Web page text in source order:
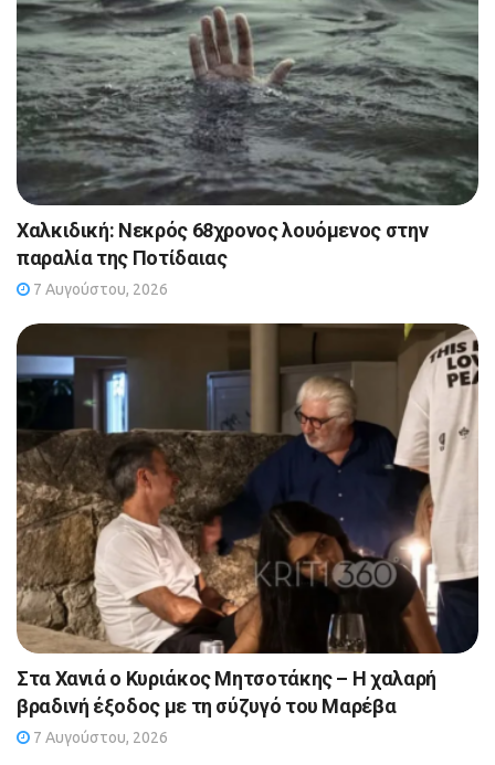
Χαλκιδική: Νεκρός 68χρονος λουόμενος στην
παραλία της Ποτίδαιας
7 Αυγούστου, 2026
Στα Χανιά ο Κυριάκος Μητσοτάκης – Η χαλαρή
βραδινή έξοδος με τη σύζυγό του Μαρέβα
7 Αυγούστου, 2026